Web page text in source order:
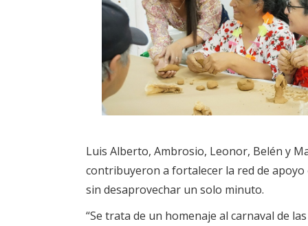
Luis Alberto, Ambrosio, Leonor, Belén y
contribuyeron a fortalecer la red de
sin desaprovechar un solo minuto.
“Se trata de un homenaje al carnaval de